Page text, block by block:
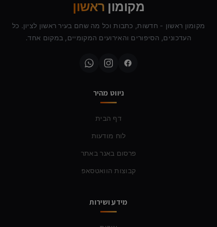
מקומון ראשון
מקומון ראשון - חדשות, כתבות וכל מה שחם בעיר ראשון לציון. כל
העדכונים, הסיפורים והאירועים המקומיים, במקום אחד.
ניווט מהיר
דף הבית
לוח מודעות
פרסום באנר באתר
קבוצות הוואטסאפ
מידע ושירות